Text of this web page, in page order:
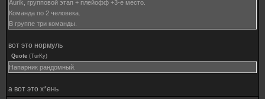
Aurik, групповой этап + плейофф +3-е место.
Команда по 2 человека.
В группе три команды.
вот это нормуль
Quote (TurKy)
Напарник рандомный.
а вот это х*ень